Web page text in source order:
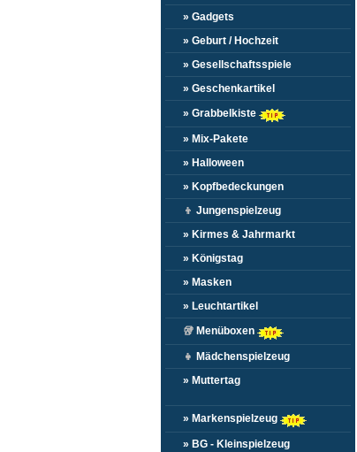
» Gadgets
» Geburt / Hochzeit
» Gesellschaftsspiele
» Geschenkartikel
» Grabbelkiste
» Mix-Pakete
» Halloween
» Kopfbedeckungen
👦 Jungenspielzeug
» Kirmes & Jahrmarkt
» Königstag
» Masken
» Leuchtartikel
🥡 Menüboxen
👧 Mädchenspielzeug
» Muttertag
» Markenspielzeug
» BG - Kleinspielzeug